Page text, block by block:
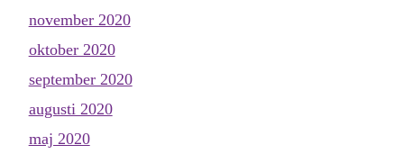
november 2020
oktober 2020
september 2020
augusti 2020
maj 2020